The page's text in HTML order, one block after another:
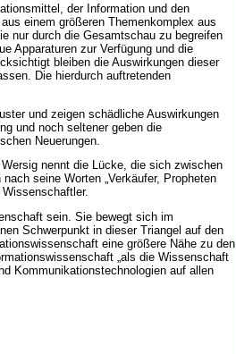
der Information und den
einem größeren Themenkomplex aus
nur durch die Gesamtschau zu begreifen
Apparaturen zur Verfügung und die
bleiben die Auswirkungen dieser
Die hierdurch auftretenden
und zeigen schädliche Auswirkungen
und noch seltener geben die
Neuerungen.
nennt die Lücke, die sich zwischen
seine Worten „Verkäufer, Propheten
sein. Sie bewegt sich im
Schwerpunkt in dieser Triangel auf den
eine größere Nähe zu den
„als die Wissenschaft
Kommunikationstechnologien auf allen